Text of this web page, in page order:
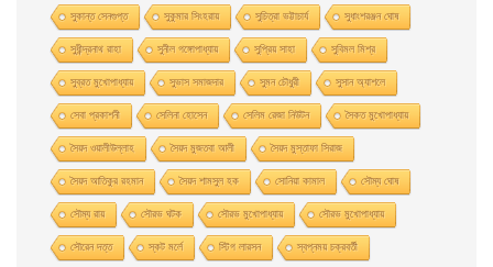
সুকান্ত সেনগুপ্ত সুকুমার সিংহরায় সুচিত্রা ভট্টাচার্য সুধাংশরঞ্জন ঘোষ
সুধীন্দ্রনাথ রাহা সুনীল গঙ্গোপাধ্যায় সুপ্রিয় সাহা সুবিমল মিশ্র
সুব্রত মুখোপাধ্যায় সুভাস সমাজদার সুমন চৌধুরী সুসান অ্যাশলে
সেবা প্রকাশনী সেলিনা হােসেন সেলিম রেজা নিউটন সৈকত মুখোপাধ্যায়
সৈয়দ ওয়ালীউল্লাহ সৈয়দ মুজতবা আলী সৈয়দ মুস্তাফা সিরাজ
সৈয়দ আতিকুর রহমান সৈয়দ শামসুল হক সোনিয়া কামাল সৌম্য ঘােষ
সৌম্য রায় সৌরভ ঘটক সৌরভ মুখােপাধ্যায় সৌরভ মুখোপাধ্যায়
সৌরেন দত্ত স্কট মর্লে স্টিগ লারসন স্বপ্নময় চক্রবর্তী